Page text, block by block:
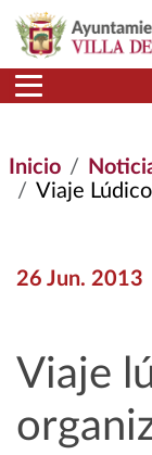
Pasar al contenido
Inicio
Viaje Lúdico-
26 Jun. 2013
Viaje